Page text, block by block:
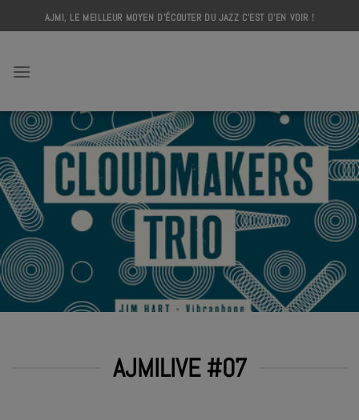
to
AJMI, LE MEILLEUR MOYEN D'ÉCOUTER DU JAZZ C'EST D'EN VOIR !
AJMILIVE #07